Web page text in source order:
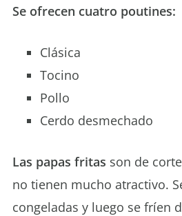
Se ofrecen cuatro poutines:
Clásica
Tocino
Pollo
Cerdo desmechado
Las papas fritas son de
no tienen mucho atractivo.
congeladas y luego se fríen